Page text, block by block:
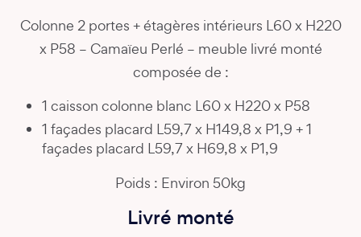
Colonne 2 portes + étagères intérieurs L60 x H220
x P58 – Camaïeu Perlé – meuble livré monté
composée de :
1 caisson colonne blanc L60 x H220 x P58
1 façades placard L59,7 x H149,8 x P1,9 + 1
façades placard L59,7 x H69,8 x P1,9
Poids : Environ 50kg
Livré monté